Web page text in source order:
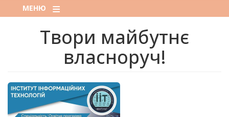
МЕНЮ
Твори майбутнє
власноруч!